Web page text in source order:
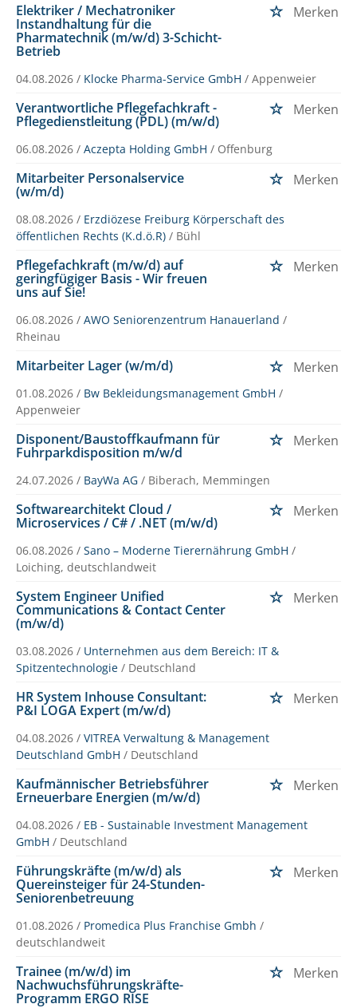
Elektriker / Mechatroniker
Instandhaltung für die
Pharmatechnik (m/w/d) 3-Schicht-
Betrieb
Merken
04.08.2026 / Klocke Pharma-Service GmbH / Appenweier
Verantwortliche Pflegefachkraft -
Pflegedienstleitung (PDL) (m/w/d)
Merken
06.08.2026 / Aczepta Holding GmbH / Offenburg
Mitarbeiter Personalservice
(w/m/d)
Merken
08.08.2026 / Erzdiözese Freiburg Körperschaft des
öffentlichen Rechts (K.d.ö.R) / Bühl
Pflegefachkraft (m/w/d) auf
geringfügiger Basis - Wir freuen
uns auf Sie!
Merken
06.08.2026 / AWO Seniorenzentrum Hanauerland /
Rheinau
Mitarbeiter Lager (w/m/d) Merken
01.08.2026 / Bw Bekleidungsmanagement GmbH /
Appenweier
Disponent/Baustoffkaufmann für
Fuhrparkdisposition m/w/d
Merken
24.07.2026 / BayWa AG / Biberach, Memmingen
Softwarearchitekt Cloud /
Microservices / C# / .NET (m/w/d)
Merken
06.08.2026 / Sano – Moderne Tierernährung GmbH /
Loiching, deutschlandweit
System Engineer Unified
Communications & Contact Center
(m/w/d)
Merken
03.08.2026 / Unternehmen aus dem Bereich: IT &
Spitzentechnologie / Deutschland
HR System Inhouse Consultant:
P&I LOGA Expert (m/w/d)
Merken
04.08.2026 / VITREA Verwaltung & Management
Deutschland GmbH / Deutschland
Kaufmännischer Betriebsführer
Erneuerbare Energien (m/w/d)
Merken
04.08.2026 / EB - Sustainable Investment Management
GmbH / Deutschland
Führungskräfte (m/w/d) als
Quereinsteiger für 24-Stunden-
Seniorenbetreuung
Merken
01.08.2026 / Promedica Plus Franchise Gmbh /
deutschlandweit
Trainee (m/w/d) im
Nachwuchsführungskräfte-
Programm ERGO RISE
Merken